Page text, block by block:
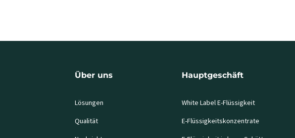
Über uns
Lösungen
Qualität
Hauptgeschäft
White Label E-Flüssigkeit
E-Flüssigkeitskonzentrate